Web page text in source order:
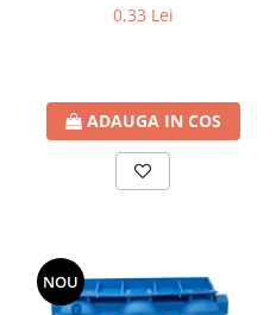
0,33 Lei
ADAUGA IN COS
NOU